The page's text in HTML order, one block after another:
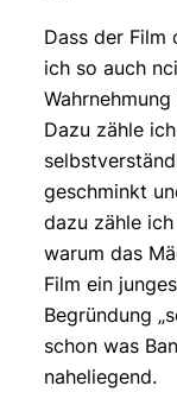
Dass der Film
ich so auch
Dazu zähle
geschminkt
dazu zähle
warum das
Film ein
Begründung
schon was
naheliegend.